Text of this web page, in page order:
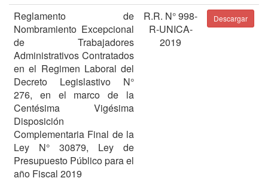
Reglamento de
Nombramiento Excepcional
de Trabajadores
Administrativos Contratados
en el Regimen Laboral del
Decreto Legislastivo N°
276, en el marco de la
Centésima Vigésima
Disposición
Complementaria Final de la
Ley N° 30879, Ley de
Presupuesto Público para el
año Fiscal 2019
R.R. N° 998-
R-UNICA-
2019
Descargar